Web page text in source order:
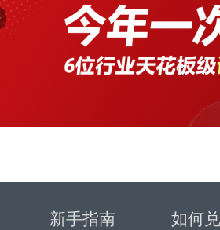
新手指南 如何